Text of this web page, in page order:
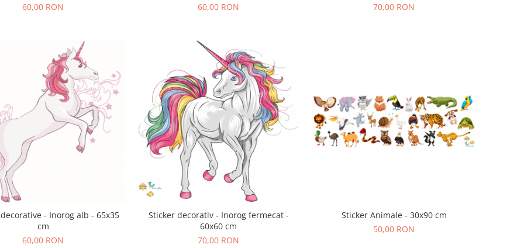
60,00 RON
60,00 RON
70,00 RON
- Inorog alb - 65x35
cm
60,00 RON
Sticker decorativ - Inorog fermecat -
60x60 cm
70,00 RON
Sticker Animale - 30x90 cm
50,00 RON